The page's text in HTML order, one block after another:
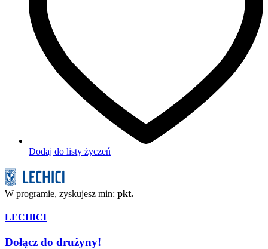
Dodaj do listy życzeń
W programie, zyskujesz min: pkt.
LECHICI
Dołącz do drużyny!